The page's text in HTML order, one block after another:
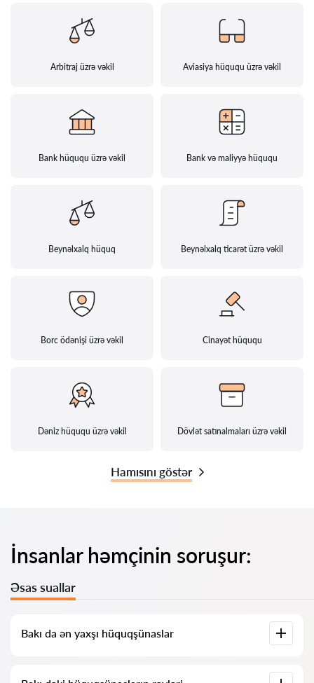
Arbitraj üzrə vəkil Aviasiya hüququ üzrə vəkil
Bank hüququ üzrə vəkil Bank və maliyyə hüququ
Beynəlxalq hüquq Beynəlxalq ticarət üzrə vəkil
Borc ödənişi üzrə vəkil Cinayət hüququ
Dəniz hüququ üzrə vəkil Dövlət satınalmaları üzrə vəkil
Hamısını göstər
İnsanlar həmçinin soruşur:
Əsas suallar
Bakı da ən yaxşı hüquqşünaslar